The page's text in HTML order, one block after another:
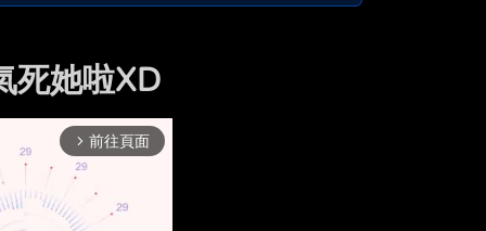
死她啦XD
arrow_forward_ios 前往頁面